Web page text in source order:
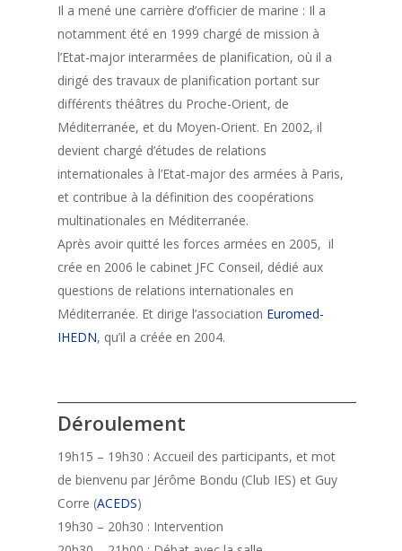
Il a mené une carrière d’officier de marine : Il a
notamment été en 1999 chargé de mission à
l’Etat-major interarmées de planification, où il a
dirigé des travaux de planification portant sur
différents théâtres du Proche-Orient, de
Méditerranée, et du Moyen-Orient. En 2002, il
devient chargé d’études de relations
internationales à l’Etat-major des armées à Paris,
et contribue à la définition des coopérations
multinationales en Méditerranée.
Après avoir quitté les forces armées en 2005, il
crée en 2006 le cabinet JFC Conseil, dédié aux
questions de relations internationales en
Méditerranée. Et dirige l’association Euromed-
IHEDN, qu’il a créée en 2004.
Déroulement
19h15 – 19h30 : Accueil des participants, et mot
de bienvenu par Jérôme Bondu (Club IES) et Guy
Corre (ACEDS)
19h30 – 20h30 : Intervention